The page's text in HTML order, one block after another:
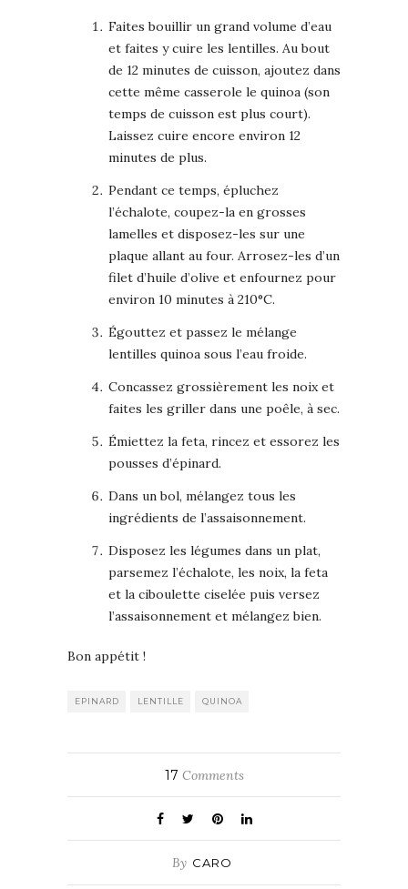
Faites bouillir un grand volume d’eau
et faites y cuire les lentilles. Au bout
de 12 minutes de cuisson, ajoutez dans
cette même casserole le quinoa (son
temps de cuisson est plus court).
Laissez cuire encore environ 12
minutes de plus.
Pendant ce temps, épluchez
l’échalote, coupez-la en grosses
lamelles et disposez-les sur une
plaque allant au four. Arrosez-les d’un
filet d’huile d’olive et enfournez pour
environ 10 minutes à 210°C.
Égouttez et passez le mélange
lentilles quinoa sous l’eau froide.
Concassez grossièrement les noix et
faites les griller dans une poêle, à sec.
Émiettez la feta, rincez et essorez les
pousses d’épinard.
Dans un bol, mélangez tous les
ingrédients de l’assaisonnement.
Disposez les légumes dans un plat,
parsemez l’échalote, les noix, la feta
et la ciboulette ciselée puis versez
l’assaisonnement et mélangez bien.
Bon appétit !
EPINARD LENTILLE QUINOA
17 Comments
By CARO